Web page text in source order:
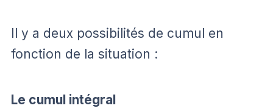
Il y a deux possibilités de cumul en
fonction de la situation :
Le cumul intégral